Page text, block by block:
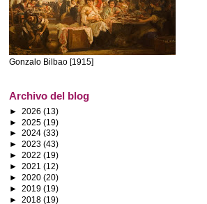
Gonzalo Bilbao [1915]
Archivo del blog
► 2026 (13)
► 2025 (19)
► 2024 (33)
► 2023 (43)
► 2022 (19)
► 2021 (12)
► 2020 (20)
► 2019 (19)
► 2018 (19)